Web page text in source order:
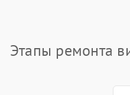
Этапы ремонта